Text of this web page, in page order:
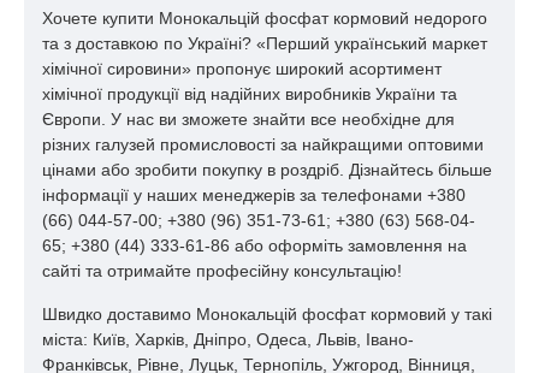
використовується як мінеральне підживлення для всіх видів
сільськогосподарських тварин і птиці. З кормами,
доповненими монокальційфосфатом, тварини отримують
кальцій та фосфор, які сприяють формуванню твердої
кісткової тканини та скелета, покращують функції організму
тварин, обмін речовин, роботу нервової, імунної та
репродуктивної систем, збільшують їх продуктивність.
Високоефективні екологічно чисті мінеральні добавки такого
складу особливо рекомендуються для вигодовування
травоїдних тварин.
Також застосовується з метою консервування в харчовій
промисловості, а також для обробки пакувальних матеріалів
(харчові продукти). Являє собою сірий або з іншим відтінком
порошок із включенням дрібних гранул. Містить близько 23%
Хочете купити Монокальцій фосфат кормовий недорого
та з доставкою по Україні? «Перший український маркет
хімічної сировини» пропонує широкий асортимент
хімічної продукції від надійних виробників України та
Європи. У нас ви зможете знайти все необхідне для
різних галузей промисловості за найкращими оптовими
цінами або зробити покупку в роздріб. Дізнайтесь більше
інформації у наших менеджерів за телефонами +380
(66) 044-57-00; +380 (96) 351-73-61; +380 (63) 568-04-
65; +380 (44) 333-61-86 або оформіть замовлення на
сайті та отримайте професійну консультацію!
Швидко доставимо Монокальцій фосфат кормовий у такі
міста: Київ, Харків, Дніпро, Одеса, Львів, Івано-
Франківськ, Рівне, Луцьк, Тернопіль, Ужгород, Вінниця,